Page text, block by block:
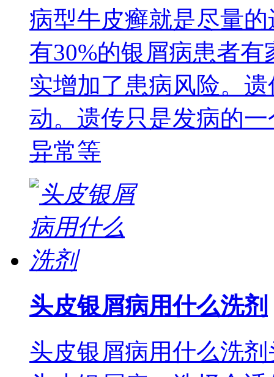
病型牛皮癣就是尽量
有30%的银屑病患者
实增加了患病风险。
动。遗传只是发病的
异常等
头皮银屑病用什么洗剂
头皮银屑病用什么洗